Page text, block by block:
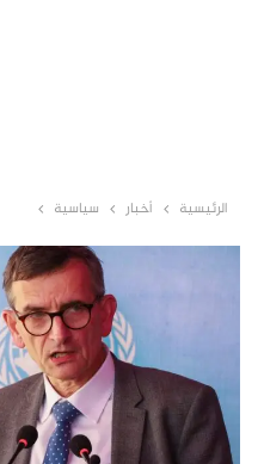
الرئيسية أخبار سياسية